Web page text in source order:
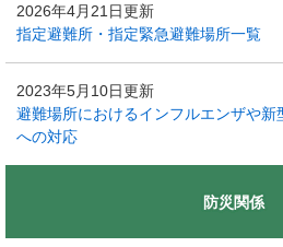
2026年4月21日更新
指定避難所・指定緊急避難場所一覧
2023年5月10日更新
避難場所におけるインフルエンザや
への対応
防災関係